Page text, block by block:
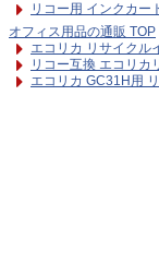
リコー用 インクカー
オフィス用品の通販 TOP
エコリカ リサイクル
リコー互換 エコリカ
エコリカ GC31H用